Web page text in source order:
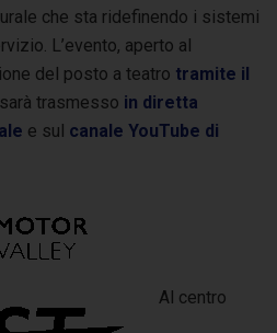
che sta ridefinendo i sistemi
L’evento, aperto al
del posto a teatro tramite il
trasmesso in diretta
e sul canale YouTube di
Al centro